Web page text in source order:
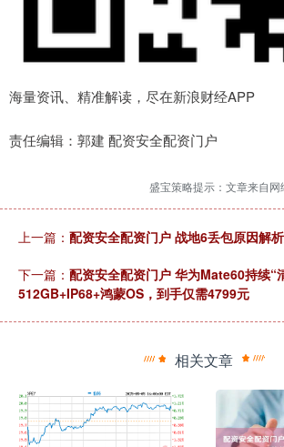
海量资讯、精准解读，尽在新浪财经APP
责任编辑：郭建 配资安全配资门户
盛宝策略提示：文章来自网
上一篇： 配资安全配资门户 战地6丢包原因解
下一篇： 配资安全配资门户 华为Mate60持续“
512GB+IP68+鸿蒙OS，到手仅需4799元
相关文章